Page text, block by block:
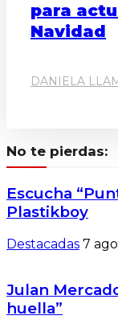
para
Navidad
DANIELA
No te pierdas:
Escucha
Plastikboy
Destacadas 7
Julan
huella”